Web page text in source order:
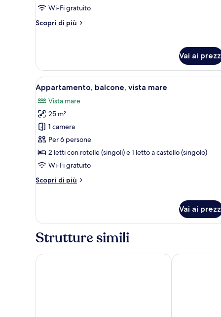
Wi-Fi gratuito
Scopri di più
Altri
Vai ai
Apri
tutte
le
foto
per
Appartamento,
balcone,
vista
Un balcone con un tavolo
7
Appartamento, balcone, vista mare
Vista mare
25 m²
1 camera
Per 6 persone
2 letti con rotelle (singoli) e 1 letto a castello (singolo)
Wi-Fi gratuito
Scopri di più
Altri
vista
mare
Vai ai
Strutture simili
Nemea Appart Hotel Cannes Palais Residéal